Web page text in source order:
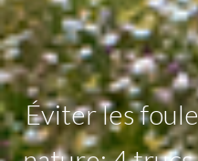
Éviter les